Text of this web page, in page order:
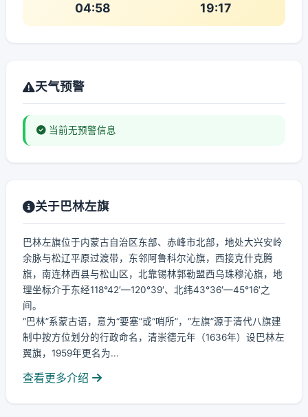
04:58 19:17
天气预警
当前无预警信息
关于巴林左旗
巴林左旗位于内蒙古自治区东部、赤峰市北部，地处大兴安岭
余脉与松辽平原过渡带，东邻阿鲁科尔沁旗，西接克什克腾
旗，南连林西县与松山区，北靠锡林郭勒盟西乌珠穆沁旗，地
理坐标介于东经118°42′—120°39′、北纬43°36′—45°16′之
间。
“巴林”系蒙古语，意为“要塞”或“哨所”，“左旗”源于清代八旗建
制中按方位划分的行政命名，清崇德元年（1636年）设巴林左
翼旗，1959年更名为...
查看更多介绍